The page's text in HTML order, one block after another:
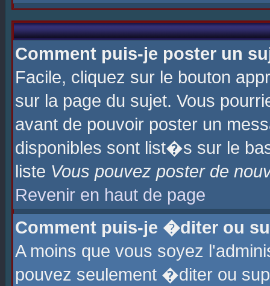
Comment puis-je poster un
Facile, cliquez sur le bouton
sur la page du sujet. Vous
avant de pouvoir poster un
disponibles sont list�s sur le
liste Vous pouvez poster de
Revenir en haut de page
Comment puis-je �diter ou
A moins que vous soyez
pouvez seulement �diter ou